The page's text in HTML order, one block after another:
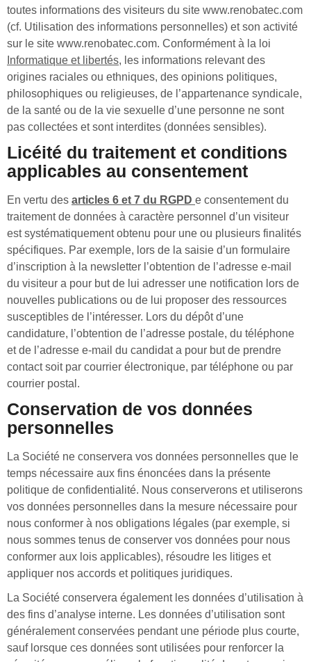
toutes informations des visiteurs du site www.renobatec.com
(cf. Utilisation des informations personnelles) et son activité
sur le site www.renobatec.com. Conformément à la loi
Informatique et libertés, les informations relevant des
origines raciales ou ethniques, des opinions politiques,
philosophiques ou religieuses, de l’appartenance syndicale,
de la santé ou de la vie sexuelle d’une personne ne sont
pas collectées et sont interdites (données sensibles).
Licéité du traitement et conditions
applicables au consentement
En vertu des articles 6 et 7 du RGPD e consentement du
traitement de données à caractère personnel d’un visiteur
est systématiquement obtenu pour une ou plusieurs finalités
spécifiques. Par exemple, lors de la saisie d’un formulaire
d’inscription à la newsletter l’obtention de l’adresse e-mail
du visiteur a pour but de lui adresser une notification lors de
nouvelles publications ou de lui proposer des ressources
susceptibles de l’intéresser. Lors du dépôt d’une
candidature, l’obtention de l’adresse postale, du téléphone
et de l’adresse e-mail du candidat a pour but de prendre
contact soit par courrier électronique, par téléphone ou par
courrier postal.
Conservation de vos données
personnelles
La Société ne conservera vos données personnelles que le
temps nécessaire aux fins énoncées dans la présente
politique de confidentialité. Nous conserverons et utiliserons
vos données personnelles dans la mesure nécessaire pour
nous conformer à nos obligations légales (par exemple, si
nous sommes tenus de conserver vos données pour nous
conformer aux lois applicables), résoudre les litiges et
appliquer nos accords et politiques juridiques.
La Société conservera également les données d’utilisation à
des fins d’analyse interne. Les données d’utilisation sont
généralement conservées pendant une période plus courte,
sauf lorsque ces données sont utilisées pour renforcer la